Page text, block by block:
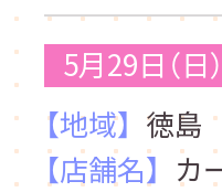
5月29日（日）
【地域】 徳島
【店舗名】 カ